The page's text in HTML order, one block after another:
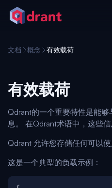
文档 概念 有效载荷
有效载荷
Qdrant的一个重要特性是能
息。 在Qdrant术语中，这些
Qdrant 允许您存储任何可以使
这是一个典型的负载示例：